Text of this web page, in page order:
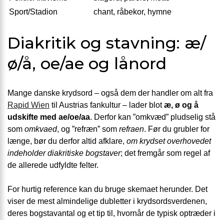
Sport/Stadion
chant, råbekor, hymne
Diakritik og stavning: æ/
ø/å, oe/ae og lånord
Mange danske krydsord – også dem der handler om alt fra
Rapid Wien til Austrias fankultur – lader blotæ, ø og å
udskifte med ae/oe/aa. Derfor kan ”omkvæd” pludselig stå
som omkvaed, og ”refræn” som refraen. Før du grubler for
længe, bør du derfor altid afklare, om krydset overhovedet
indeholder diakritiske bogstaver; det fremgår som regel af
de allerede udfyldte felter.
For hurtig reference kan du bruge skemaet herunder. Det
viser de mest almindelige dubletter i krydsordsverdenen,
deres bogstavantal og et tip til, hvornår de typisk optræder i